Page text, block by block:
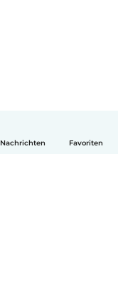
Nachrichten Favoriten